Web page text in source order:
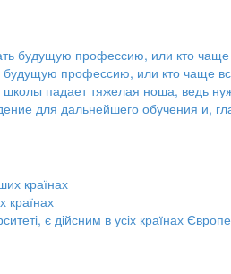
будущую профессию, или кто чаще
падает тяжелая ноша, ведь
для дальнейшего обучения и,
країнах
є дійсним в усіх країнах